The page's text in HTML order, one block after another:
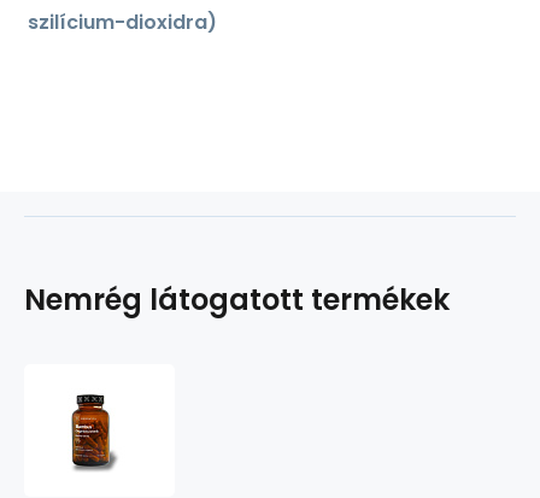
szilícium-dioxidra)
Nemrég látogatott termékek